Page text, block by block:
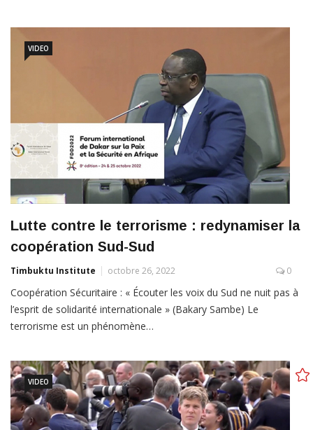
VIDEO
Lutte contre le terrorisme : redynamiser la
coopération Sud-Sud
Timbuktu Institute octobre 26, 2022 0
Coopération Sécuritaire : « Écouter les voix du Sud ne nuit pas à
l’esprit de solidarité internationale » (Bakary Sambe) Le
terrorisme est un phénomène…
VIDEO